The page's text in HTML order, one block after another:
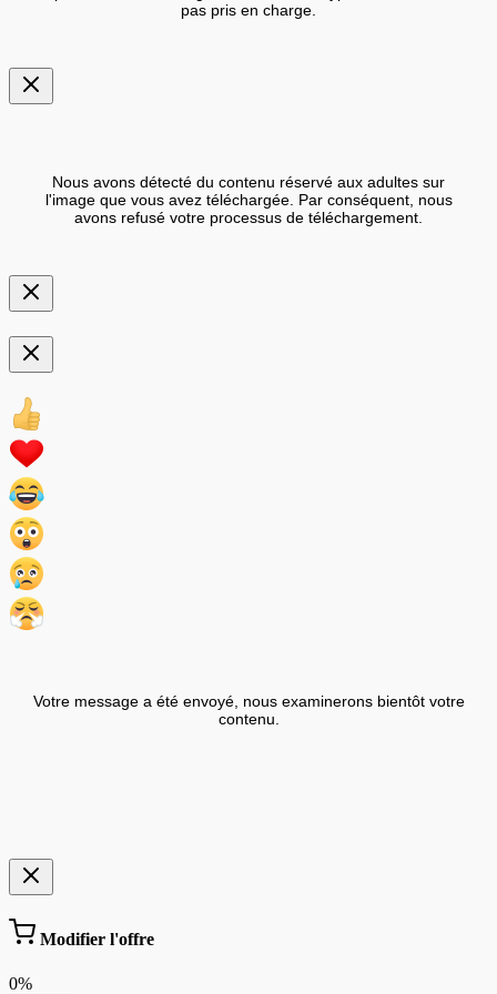
pas pris en charge.
Nous avons détecté du contenu réservé aux adultes sur
l'image que vous avez téléchargée. Par conséquent, nous
avons refusé votre processus de téléchargement.
Votre message a été envoyé, nous examinerons bientôt votre
contenu.
Modifier l'offre
0%